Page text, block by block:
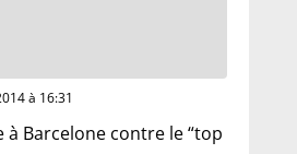
à 16:31
à Barcelone contre le “top